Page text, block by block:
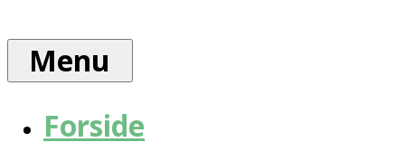
content
for
bæredygtig
trafik
Menu
Forside